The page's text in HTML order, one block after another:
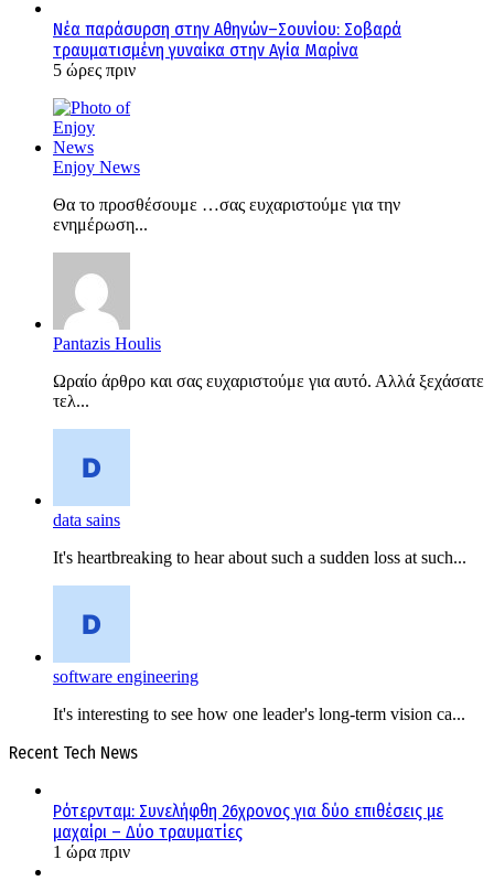
Νέα παράσυρση στην Αθηνών–Σουνίου: Σοβαρά
τραυματισμένη γυναίκα στην Αγία Μαρίνα
5 ώρες πριν
Enjoy News
Θα το προσθέσουμε …σας ευχαριστούμε για την
ενημέρωση...
Pantazis Houlis
Ωραίο άρθρο και σας ευχαριστούμε για αυτό. Αλλά ξεχάσατε
τελ...
data sains
It's heartbreaking to hear about such a sudden loss at such...
software engineering
It's interesting to see how one leader's long-term vision ca...
Recent Tech News
Ρότερνταμ: Συνελήφθη 26χρονος για δύο επιθέσεις με
μαχαίρι – Δύο τραυματίες
1 ώρα πριν